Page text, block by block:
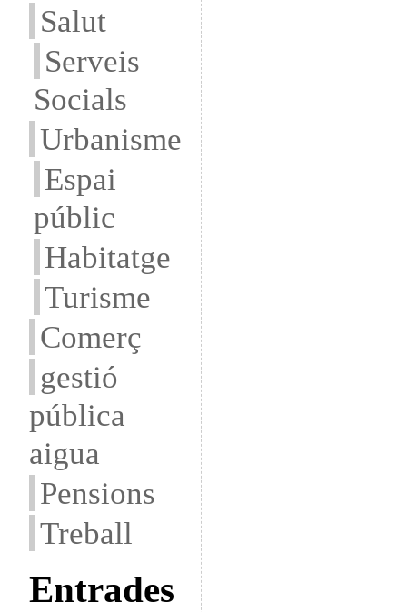
Salut
Serveis
Socials
Urbanisme
Espai
públic
Habitatge
Turisme
Comerç
gestió
pública
aigua
Pensions
Treball
Entrades